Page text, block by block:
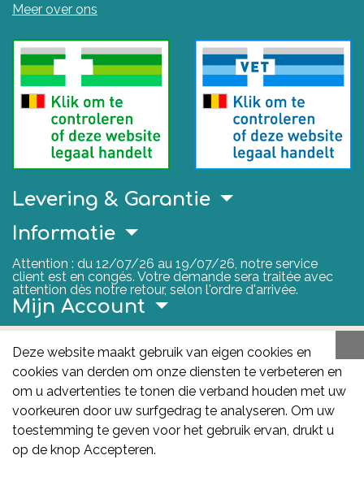
Meer over ons
Levering & Garantie
Deze website maakt gebruik van eigen cookies en
cookies van derden om onze diensten te verbeteren en
om u advertenties te tonen die verband houden met uw
voorkeuren door uw surfgedrag te analyseren. Om uw
toestemming te geven voor het gebruik ervan, drukt u
op de knop Accepteren.
Informatie
Attention : du 12/07/26 au 19/07/26, notre service
client est en congés. Votre demande sera traitée avec
attention dès notre retour, selon l'ordre d'arrivée.
Mijn Account
FAGG
Het FAGG is de bevoegde autoriteit voor
geneesmiddelen en gezondheidsproducten in België.
Deze site valt onder haar controle.